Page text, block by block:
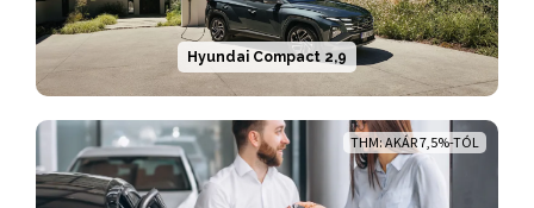
Hyundai Compact 2,9
THM: AKÁR 7,5%-TÓL